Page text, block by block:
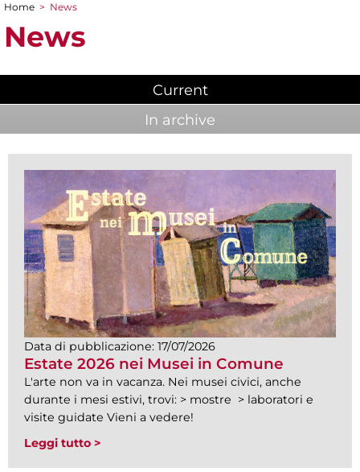
You are here
Home > News
News
Current(active tab)
In archive
Data di pubblicazione: 17/07/2026
Estate 2026 nei Musei in Comune
L'arte non va in vacanza. Nei musei civici, anche
durante i mesi estivi, trovi: > mostre > laboratori e
visite guidate Vieni a vedere!
Leggi tutto >